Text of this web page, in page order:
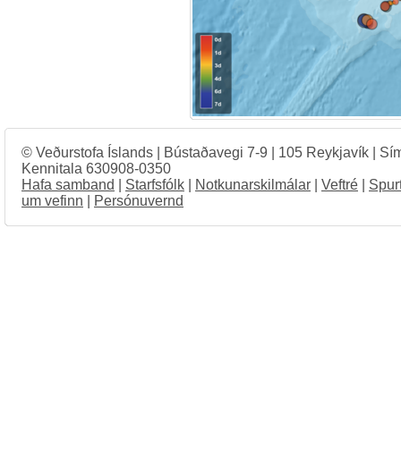
© Veðurstofa Íslands | Bústaðavegi 7-9 | 105 Reykjavík |
Kennitala 630908-0350
Hafa samband
Starfsfólk Notkunarskilmálar Veftré
um vefinn
Persónuvernd